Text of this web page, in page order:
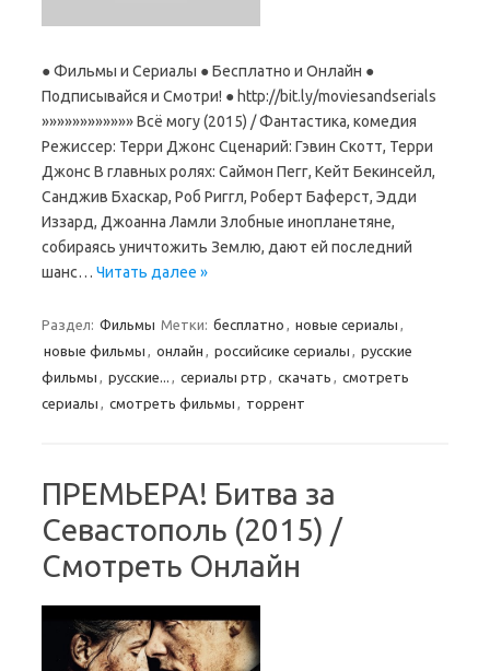
● Фильмы и Сериалы ● Бесплатно и Онлайн ●
Подписывайся и Смотри! ● http://bit.ly/moviesandserials
»»»»»»»»»»»» Всё могу (2015) / Фантастика, комедия
Режиссер: Терри Джонс Сценарий: Гэвин Скотт, Терри
Джонс В главных ролях: Саймон Пегг, Кейт Бекинсейл,
Санджив Бхаскар, Роб Риггл, Роберт Баферст, Эдди
Иззард, Джоанна Ламли Злобные инопланетяне,
собираясь уничтожить Землю, дают ей последний
шанс… Читать далее »
Раздел: Фильмы Метки: бесплатно , новые сериалы ,
новые фильмы , онлайн , российсике сериалы , русские
фильмы , русские... , сериалы ртр , скачать , смотреть
сериалы , смотреть фильмы , торрент
ПРЕМЬЕРА! Битва за
Севастополь (2015) /
Смотреть Онлайн